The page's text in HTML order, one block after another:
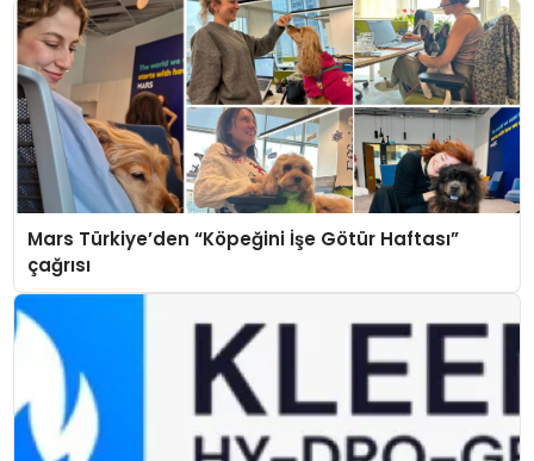
Mars Türkiye’den “Köpeğini İşe Götür Haftası”
çağrısı